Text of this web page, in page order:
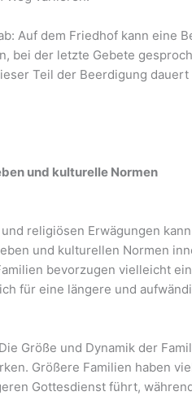
Auf dem Friedhof kann eine
bei der letzte Gebete
Teil der Beerdigung
und kulturelle Normen
religiösen Erwägungen
und kulturellen Normen
bevorzugen vielleicht
für eine längere und
Größe und Dynamik der
Größere Familien haben
Gottesdienst führt,